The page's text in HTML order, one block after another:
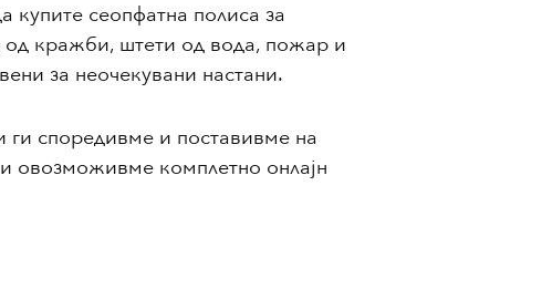
купите сеопфатна полиса за
од кражби, штети од вода, пожар и
за неочекувани настани.
ги споредивме и поставивме на
овозможивме комплетно онлајн